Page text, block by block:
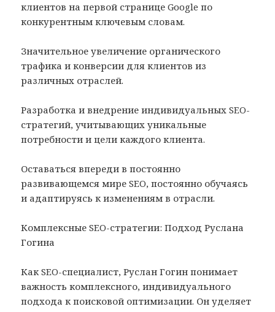
клиентов на первой странице Google по
конкурентным ключевым словам.
Значительное увеличение органического
трафика и конверсии для клиентов из
различных отраслей.
Разработка и внедрение индивидуальных SEO-
стратегий, учитывающих уникальные
потребности и цели каждого клиента.
Оставаться впереди в постоянно
развивающемся мире SEO, постоянно обучаясь
и адаптируясь к изменениям в отрасли.
Комплексные SEO-стратегии: Подход Руслана
Гогина
Как SEO-специалист, Руслан Гогин понимает
важность комплексного, индивидуального
подхода к поисковой оптимизации. Он уделяет